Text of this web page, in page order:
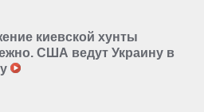
киевской хунты
США ведут Украину в